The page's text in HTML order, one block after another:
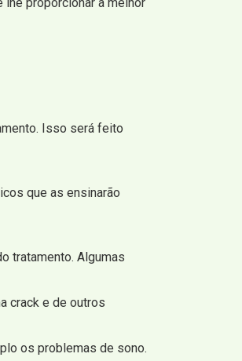
Isso será feito
que as ensinarão
tratamento. Algumas
crack e de outros
os problemas de sono.